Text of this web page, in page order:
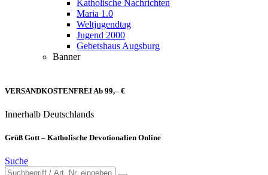
Katholische Nachrichten
Maria 1.0
Weltjugendtag
Jugend 2000
Gebetshaus Augsburg
Banner
VERSANDKOSTENFREI Ab 99,– €
Innerhalb Deutschlands
Grüß Gott – Katholische Devotionalien Online
Suche